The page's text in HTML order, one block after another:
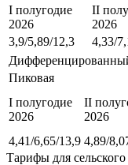
I полугодие
2026
II
2026
3,9/5,89/12,3
4,33/
Пиковая
I полугодие
2026
II
2026
4,41/6,65/13,9 4,89/
Тарифы для сельского